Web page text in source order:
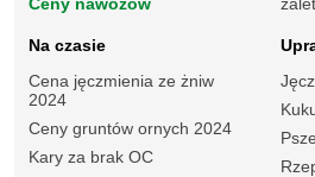
Na czasie
Cena jęczmienia ze żniw
2024
Ceny gruntów ornych 2024
Kary za brak OC